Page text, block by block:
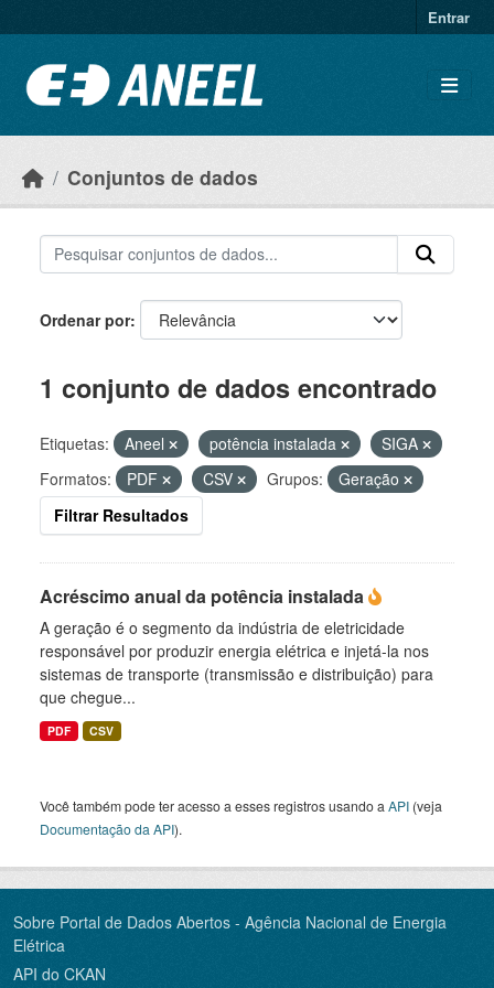
Entrar
Conjuntos de dados
Ordenar por
1 conjunto de dados encontrado
Etiquetas: Aneel potência instalada
SIGA
Formatos:
PDF CSV Grupos:
Geração
Filtrar Resultados
Acréscimo anual da potência instalada
A geração é o segmento da indústria de eletricidade
responsável por produzir energia elétrica e injetá-la nos
sistemas de transporte (transmissão e distribuição) para
que chegue...
PDF CSV
Você também pode ter acesso a esses registros usando a API (veja
Documentação da API).
Sobre Portal de Dados Abertos - Agência Nacional de Energia
Elétrica
API do CKAN